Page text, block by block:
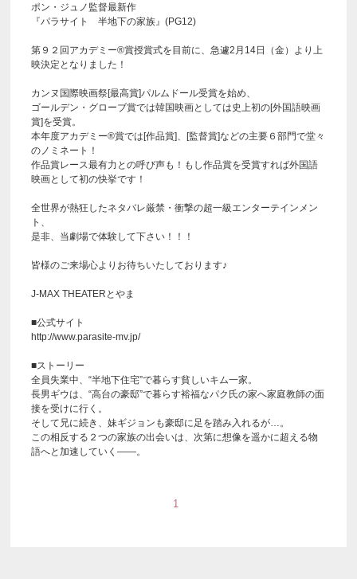
ポン・ジュノ監督最新作
『パラサイト 半地下の家族』(PG12)
第９２回アカデミー®賞授賞式を目前に、急遽2月14日（金）より上
映決定となりました！
カンヌ国際映画祭[最高賞]パルムドール受賞を始め、
ゴールデン・グローブ賞では韓国映画としては史上初の[外国語映画
賞]を受賞。
本年度アカデミー®賞では[作品賞]、[監督賞]などの主要６部門で堂々
のノミネート！
作品賞レース最有力との呼び声も！もし作品賞を受賞すれば外国語
映画として初の快挙です！
全世界が熱狂したネタバレ厳禁・衝撃の超一級エンターテインメン
ト、
是非、当劇場で体験して下さい！！！
皆様のご来場心よりお待ちいたしております♪
J-MAX THEATERとやま
■公式サイト
http://www.parasite-mv.jp/
■ストーリー
全員失業中、“半地下住宅”で暮らす貧しいキム一家。
長男ギウは、“高台の豪邸”で暮らす裕福なパク氏の家へ家庭教師の面
接を受けに行く。
そして兄に続き、妹ギジョンも豪邸に足を踏み入れるが…。
この相反する２つの家族の出会いは、次第に想像を遥かに超える物
語へと加速していく――。
1